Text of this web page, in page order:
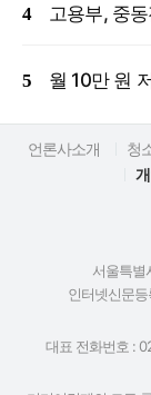
언론사소개 청
서울특별
인터넷신문
대표 전화번호 :